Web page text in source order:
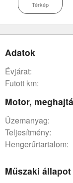
Térkép
Adatok
évjárat:
futott km:
Motor,
üzemanyag:
teljesítmény:
hengerűrtartalom:
Műszaki állapot